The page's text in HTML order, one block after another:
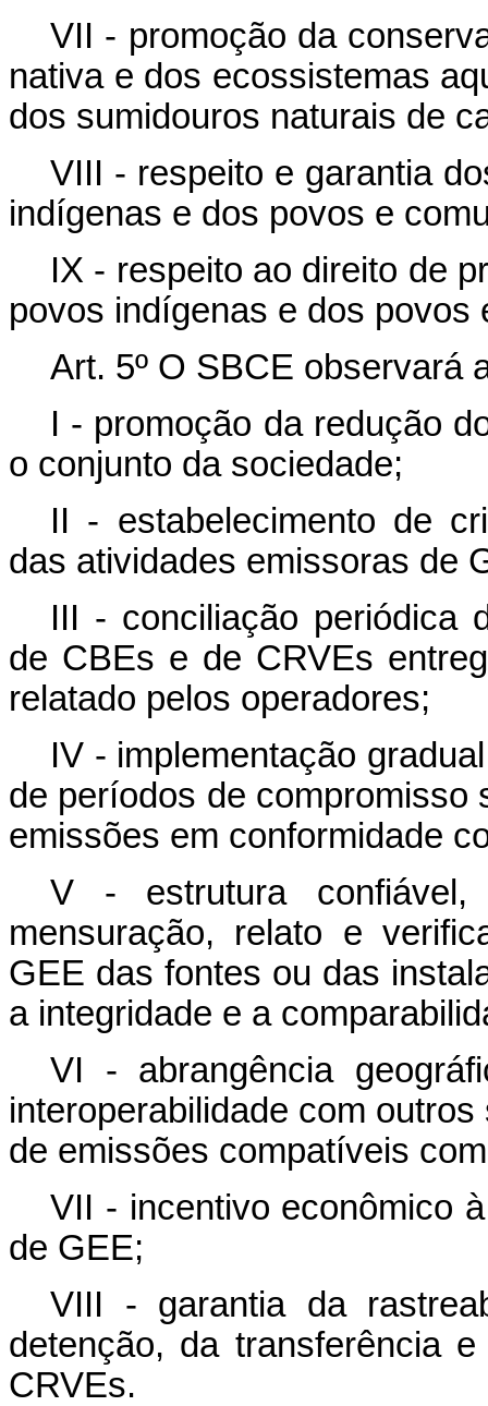
VII - promoção da
nativa e dos ecossistemas
dos sumidouros naturais de
VIII - respeito e garantia
indígenas e dos povos e
IX - respeito ao direito de
povos indígenas e dos povos
Art. 5º O SBCE observará
I - promoção da redução
o conjunto da sociedade;
II - estabelecimento de
das atividades emissoras de
III - conciliação periódica
de CBEs e de CRVEs
relatado pelos operadores;
IV - implementação
de períodos de compromisso
emissões em conformidade
V - estrutura confiável,
mensuração, relato e
GEE das fontes ou das
a integridade e a
VI - abrangência
interoperabilidade com
de emissões compatíveis
VII - incentivo econômico
de GEE;
VIII - garantia da
detenção, da transferência
CRVEs.